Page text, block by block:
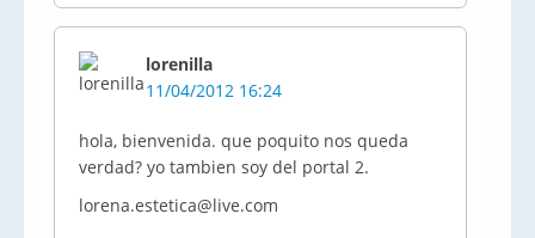
lorenilla
11/04/2012 16:24
hola, bienvenida. que poquito nos queda
verdad? yo tambien soy del portal 2.
lorena.estetica@live.com